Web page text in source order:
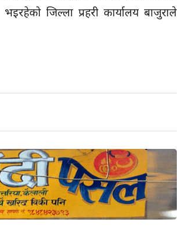
जिल्ला प्रहरी कार्यालय बाजुराले